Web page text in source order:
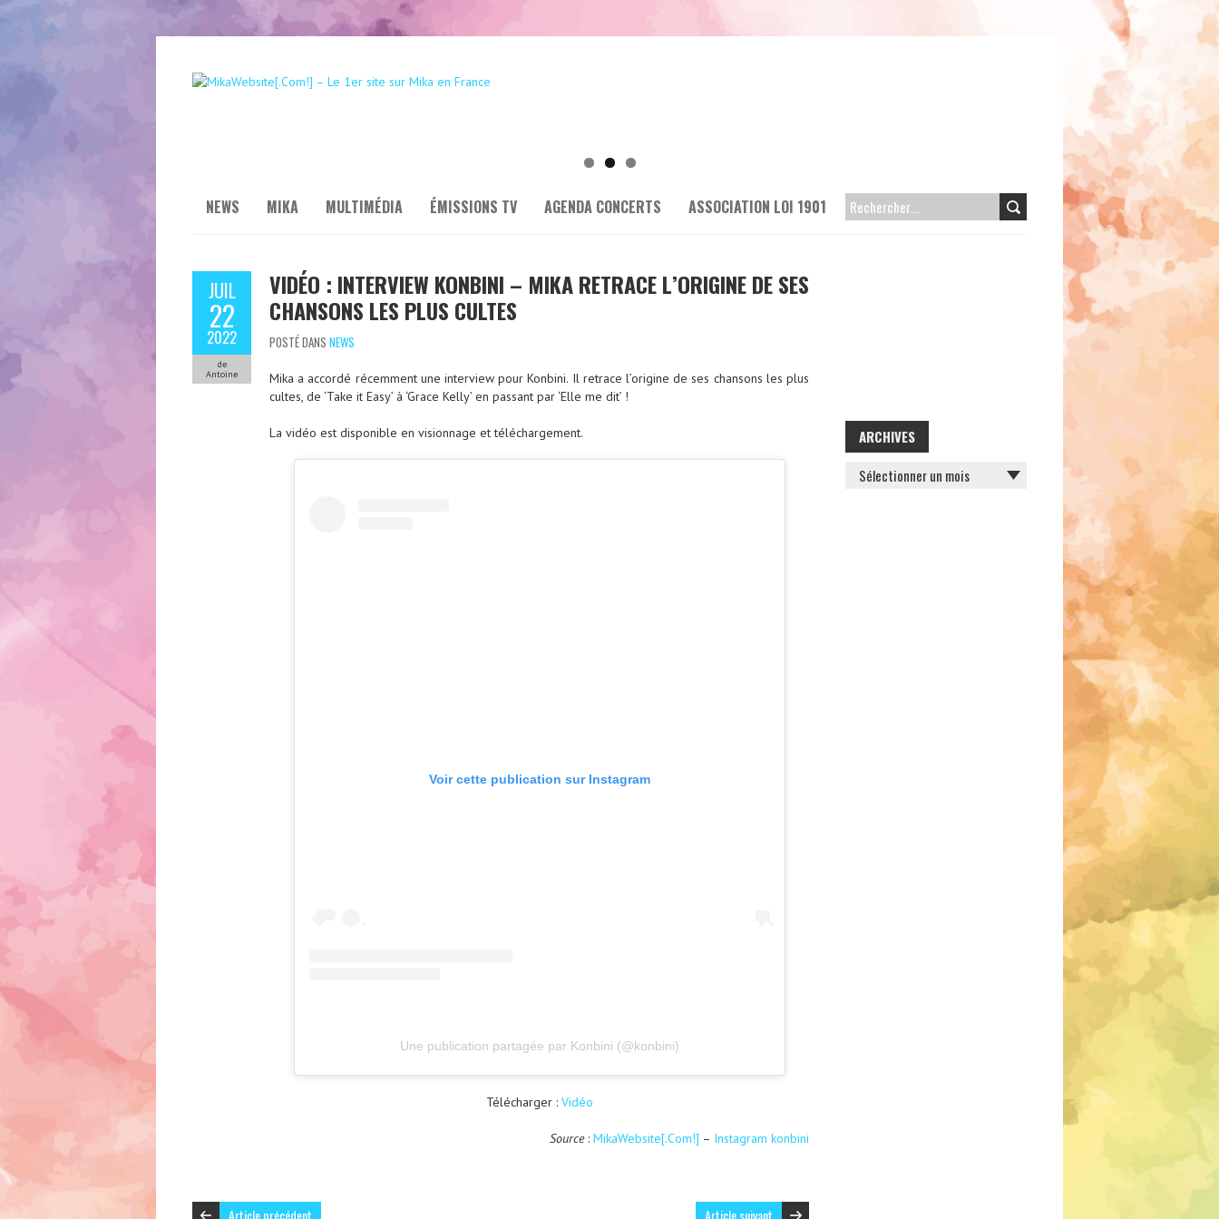
NEWS MIKA MULTIMÉDIA ÉMISSIONS TV AGENDA CONCERTS ASSOCIATION LOI 1901 RECHERCHER :
JUIL
22
2022
de
Antoine
VIDÉO : INTERVIEW KONBINI – MIKA RETRACE L’ORIGINE DE SES
CHANSONS LES PLUS CULTES
POSTÉ DANS NEWS
Mika a accordé récemment une interview pour Konbini. Il retrace l’origine de ses chansons les plus
cultes, de ‘Take it Easy’ à ‘Grace Kelly’ en passant par ‘Elle me dit’ !
La vidéo est disponible en visionnage et téléchargement.
Voir cette publication sur Instagram
Une publication partagée par Konbini (@konbini)
Télécharger : Vidéo
Source: MikaWebsite[.Com!] – Instagram konbini
Article précédent Article suivant
ARCHIVES
ARCHIVES